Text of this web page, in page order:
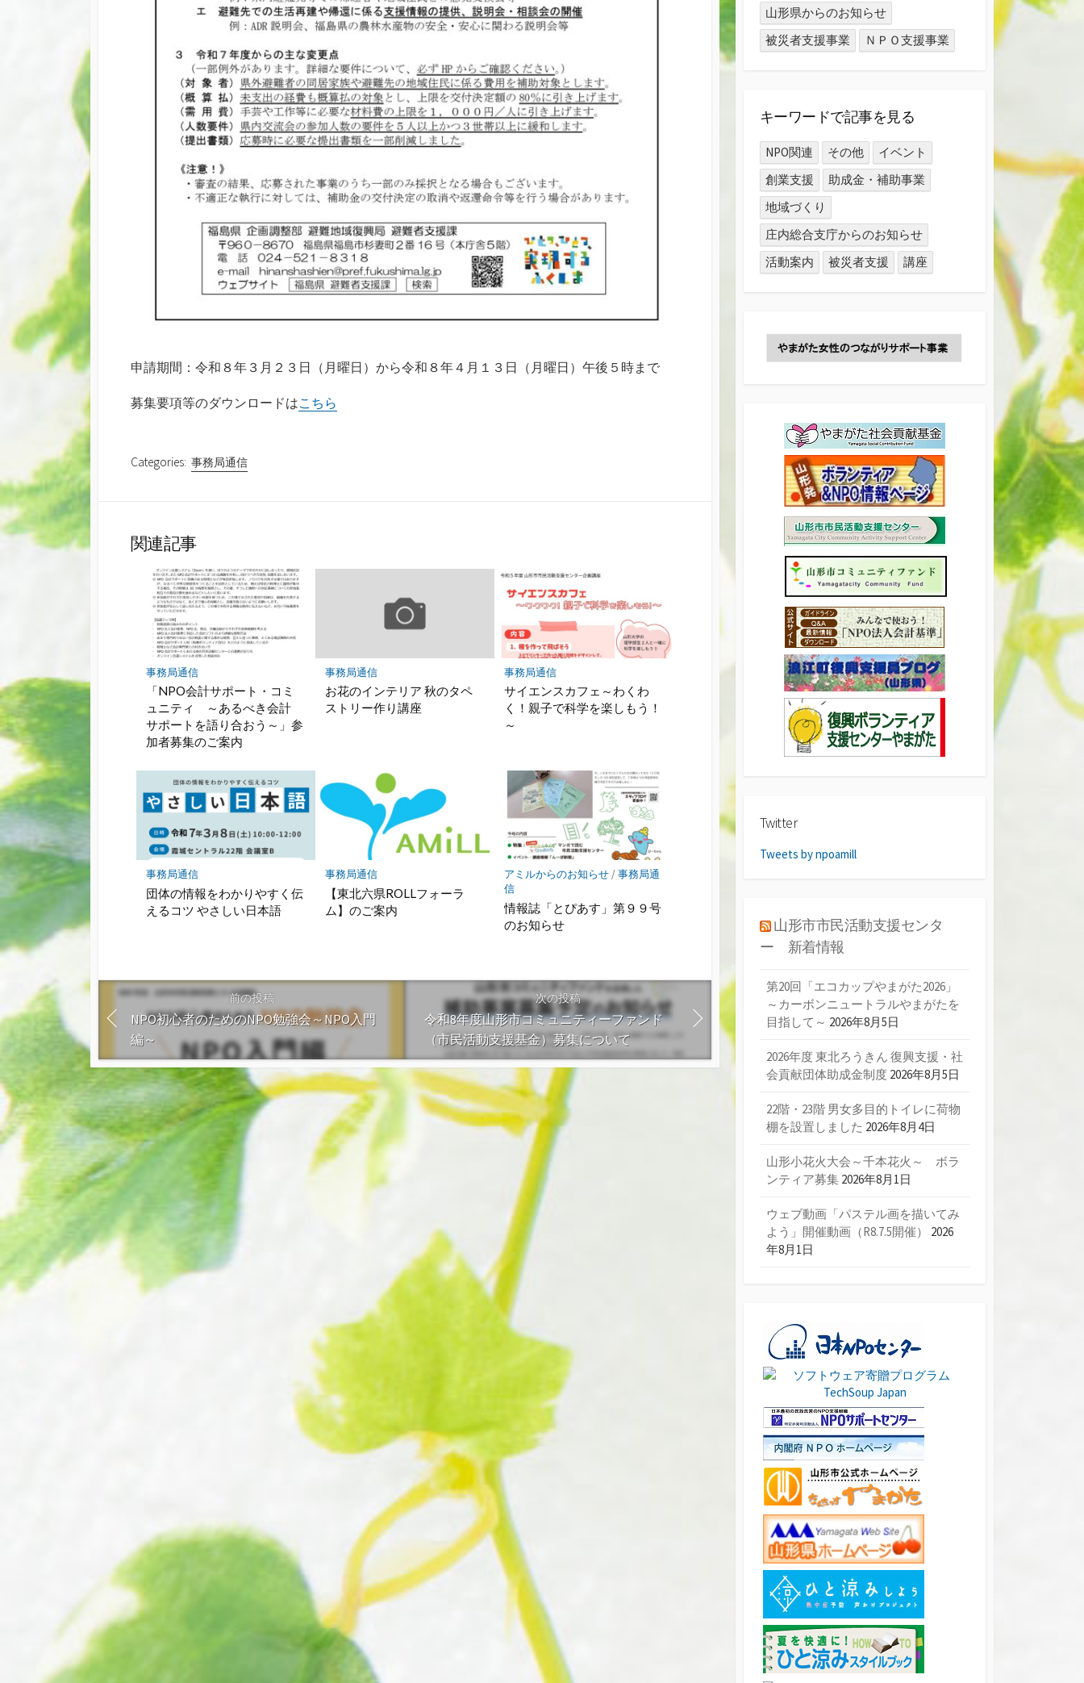
申請期間：令和８年３月２３日（月曜日）から令和８年４月１３日（月曜日）午後５時まで
募集要項等のダウンロードはこちら
Categories: 事務局通信
関連記事
事務局通信
「NPO会計サポート・コミ
ュニティ ～あるべき会計
サポートを語り合おう～」参
加者募集のご案内
事務局通信
お花のインテリア 秋のタペ
ストリー作り講座
事務局通信
サイエンスカフェ～わくわ
く！親子で科学を楽しもう！
～
事務局通信
団体の情報をわかりやすく伝
えるコツ やさしい日本語
事務局通信
【東北六県ROLLフォーラ
ム】のご案内
アミルからのお知らせ/事務局通
信
情報誌「とぴあす」第９９号
のお知らせ
前の投稿
NPO初心者のためのNPO勉強会～NPO入門
編～
次の投稿
令和8年度山形市コミュニティーファンド
（市民活動支援基金）募集について
山形県からのお知らせ
被災者支援事業
ＮＰＯ支援事業
キーワードで記事を見る
NPO関連 その他
イベント
創業支援
助成金・補助事業
地域づくり
庄内総合支庁からのお知らせ
活動案内
被災者支援 講座
Twitter
Tweets by npoamill
山形市市民活動支援センタ
ー 新着情報
第20回「エコカップやまがた2026」
～カーボンニュートラルやまがたを
目指して～ 2026年8月5日
2026年度 東北ろうきん 復興支援・社
会貢献団体助成金制度 2026年8月5日
22階・23階 男女多目的トイレに荷物
棚を設置しました 2026年8月4日
山形小花火大会～千本花火～ ボラ
ンティア募集 2026年8月1日
ウェブ動画「パステル画を描いてみ
よう」開催動画（R8.7.5開催）
2026
年8月1日